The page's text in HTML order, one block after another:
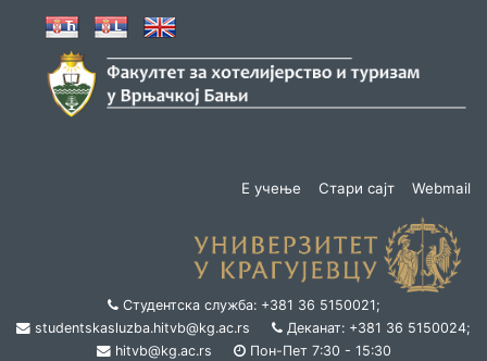
Е учење Стари сајт Webmail
Студентска служба: +381 36 5150021;
studentskasluzba.hitvb@kg.ac.rs
Деканат: +381 36 5150024;
hitvb@kg.ac.rs
Пон-Пет 7:30 - 15:30